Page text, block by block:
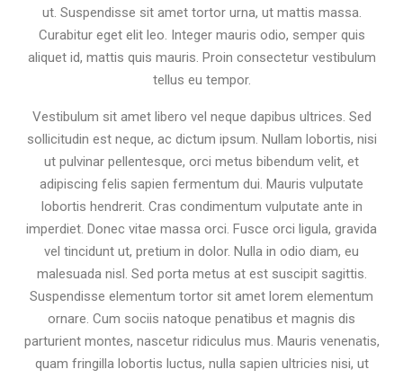
ut. Suspendisse sit amet tortor urna, ut mattis massa.
Curabitur eget elit leo. Integer mauris odio, semper quis
aliquet id, mattis quis mauris. Proin consectetur vestibulum
tellus eu tempor.
Vestibulum sit amet libero vel neque dapibus ultrices. Sed
sollicitudin est neque, ac dictum ipsum. Nullam lobortis, nisi
ut pulvinar pellentesque, orci metus bibendum velit, et
adipiscing felis sapien fermentum dui. Mauris vulputate
lobortis hendrerit. Cras condimentum vulputate ante in
imperdiet. Donec vitae massa orci. Fusce orci ligula, gravida
vel tincidunt ut, pretium in dolor. Nulla in odio diam, eu
malesuada nisl. Sed porta metus at est suscipit sagittis.
Suspendisse elementum tortor sit amet lorem elementum
ornare. Cum sociis natoque penatibus et magnis dis
parturient montes, nascetur ridiculus mus. Mauris venenatis,
quam fringilla lobortis luctus, nulla sapien ultricies nisi, ut